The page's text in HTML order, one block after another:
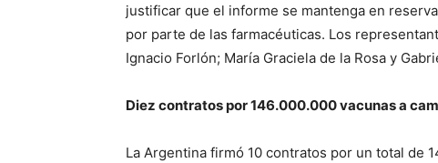
justificar que el informe se mantenga en
por parte de las farmacéuticas. Los
Ignacio Forlón; María Graciela de la Rosa y
Diez contratos por 146.000.000 vacunas a
La Argentina firmó 10 contratos por un total de